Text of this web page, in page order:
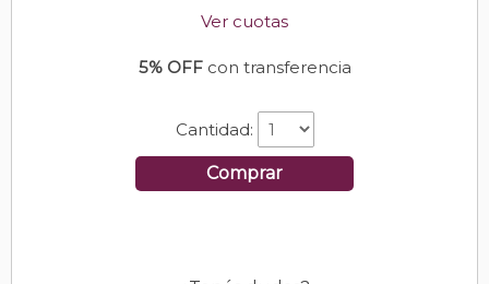
Ver cuotas
5% OFFcon transferencia
Cantidad:
Comprar